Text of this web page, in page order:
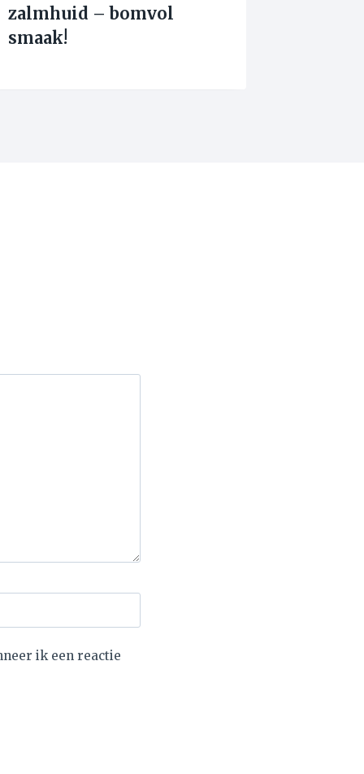
zalmhuid – bomvol
smaak!
ik een reactie